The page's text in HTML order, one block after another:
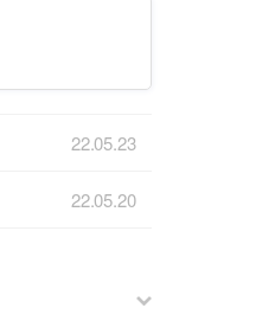
22.05.23
22.05.20